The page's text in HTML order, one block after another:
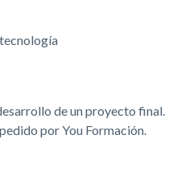
de un proyecto final.
por You Formación.